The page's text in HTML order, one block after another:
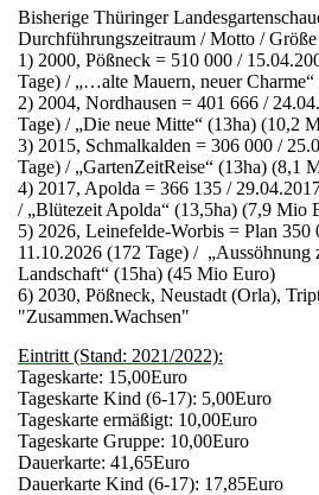
Bisherige Thüringer
Durchführungszeitraum / Motto /
1) 2000, Pößneck = 510 000 /
Tage) / „…alte Mauern, neuer
2) 2004, Nordhausen = 401 666 /
Tage) / „Die neue Mitte“ (13ha) (10,2
3) 2015, Schmalkalden = 306 000 /
Tage) / „GartenZeitReise“ (13ha) (8,1
4) 2017, Apolda = 366 135 /
/ „Blütezeit Apolda“ (13,5ha) (7,9 Mio
5) 2026, Leinefelde-Worbis = Plan 350
11.10.2026 (172 Tage) / „Aussöhnung
Landschaft“ (15ha) (45 Mio Euro)
6) 2030, Pößneck, Neustadt (Orla),
"Zusammen.Wachsen"
Eintritt (Stand: 2021/2022):
Tageskarte: 15,00Euro
Tageskarte Kind (6-17): 5,00Euro
Tageskarte ermäßigt: 10,00Euro
Tageskarte Gruppe: 10,00Euro
Dauerkarte: 41,65Euro
Dauerkarte Kind (6-17): 17,85Euro